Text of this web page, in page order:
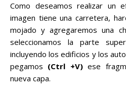
Como deseamos realizar un
imagen tiene una carretera,
mojado y agregaremos una
seleccionamos la parte
incluyendo los edificios y los
pegamos (Ctrl +V)ese
nueva capa.